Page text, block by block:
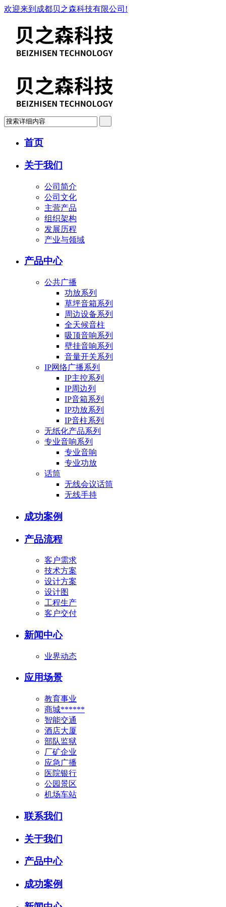
欢迎来到成都贝之森科技有限公司!
首页
关于我们
公司简介
公司文化
主营产品
组织架构
发展历程
产业与领域
产品中心
公共广播
功放系列
草坪音箱系列
周边设备系列
全天候音柱
吸顶音响系列
壁挂音响系列
音量开关系列
IP网络广播系列
IP主控系列
IP周边列
IP音箱系列
IP功放系列
IP音柱系列
无纸化产品系列
专业音响系列
专业音响
专业功放
话筒
无线会议话筒
无线手持
成功案例
产品流程
客户需求
技术方案
设计方案
设计图
工程生产
客户交付
新闻中心
业界动态
应用场景
教育事业
商城******
智能交通
酒店大厦
部队监狱
厂矿企业
应急广播
医院银行
公园景区
机场车站
联系我们
关于我们
产品中心
成功案例